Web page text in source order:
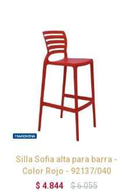
Silla Sofia alta para barra -
Color Rojo - 92137/040
$ 4.844 $6.055